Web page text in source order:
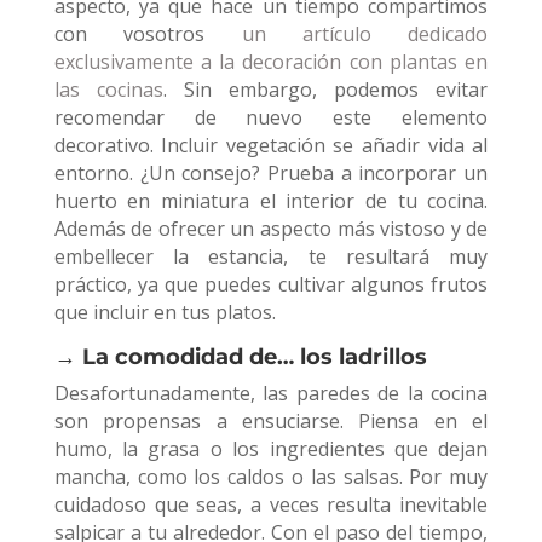
aspecto, ya que hace un tiempo compartimos
con vosotros un artículo dedicado
exclusivamente a la decoración con plantas en
las cocinas. Sin embargo, podemos evitar
recomendar de nuevo este elemento
decorativo. Incluir vegetación se añadir vida al
entorno. ¿Un consejo? Prueba a incorporar un
huerto en miniatura el interior de tu cocina.
Además de ofrecer un aspecto más vistoso y de
embellecer la estancia, te resultará muy
práctico, ya que puedes cultivar algunos frutos
que incluir en tus platos.
→ La comodidad de… los ladrillos
Desafortunadamente, las paredes de la cocina
son propensas a ensuciarse. Piensa en el
humo, la grasa o los ingredientes que dejan
mancha, como los caldos o las salsas. Por muy
cuidadoso que seas, a veces resulta inevitable
salpicar a tu alrededor. Con el paso del tiempo,